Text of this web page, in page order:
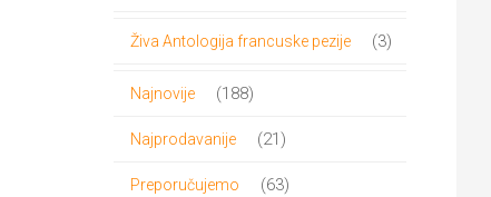
Živa Antologija francuske pezije 33
Najnovije 188188
Najprodavanije 2121
Preporučujemo 6363